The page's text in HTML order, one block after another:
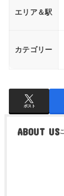
エリア＆駅
カテゴリー
ポスト
ABOUT US